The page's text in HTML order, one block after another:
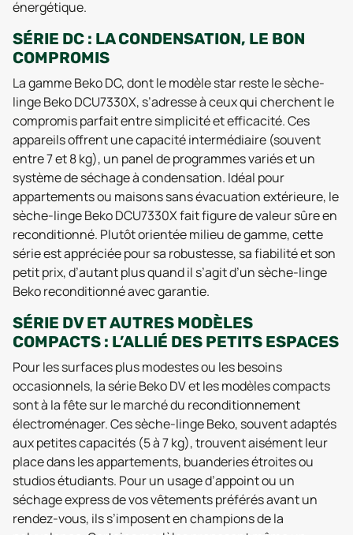
énergétique.
SÉRIE DC : LA CONDENSATION, LE BON
COMPROMIS
La gamme Beko DC, dont le modèle star reste le sèche-
linge Beko DCU7330X, s’adresse à ceux qui cherchent le
compromis parfait entre simplicité et efficacité. Ces
appareils offrent une capacité intermédiaire (souvent
entre 7 et 8 kg), un panel de programmes variés et un
système de séchage à condensation. Idéal pour
appartements ou maisons sans évacuation extérieure, le
sèche-linge Beko DCU7330X fait figure de valeur sûre en
reconditionné. Plutôt orientée milieu de gamme, cette
série est appréciée pour sa robustesse, sa fiabilité et son
petit prix, d’autant plus quand il s’agit d’un sèche-linge
Beko reconditionné avec garantie.
SÉRIE DV ET AUTRES MODÈLES
COMPACTS : L’ALLIÉ DES PETITS ESPACES
Pour les surfaces plus modestes ou les besoins
occasionnels, la série Beko DV et les modèles compacts
sont à la fête sur le marché du reconditionnement
électroménager. Ces sèche-linge Beko, souvent adaptés
aux petites capacités (5 à 7 kg), trouvent aisément leur
place dans les appartements, buanderies étroites ou
studios étudiants. Pour un usage d’appoint ou un
séchage express de vos vêtements préférés avant un
rendez-vous, ils s’imposent en champions de la